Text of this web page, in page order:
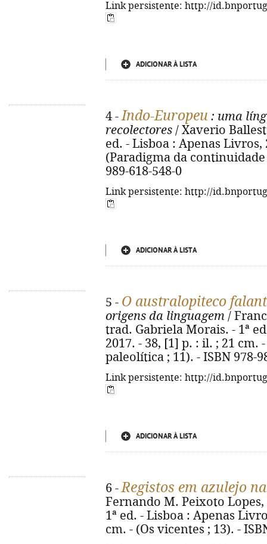
Link persistente: http://
ADICIONAR À LISTA
4 -Indo-Europeu : uma
recolectores / Xaverio
ed. - Lisboa : Apenas Livros,
(Paradigma da
989-618-548-0
Link persistente: http://
ADICIONAR À LISTA
5 - O australopiteco
origens da linguagem /
trad. Gabriela Morais. - 1ª
2017. - 38, [1] p. : il. ; 21
paleolítica ; 11). - ISBN 978-
Link persistente: http://
ADICIONAR À LISTA
6 -Registos em azulejo
Fernando M. Peixoto
1ª ed. - Lisboa : Apenas
cm. - (Os vicentes ; 13). -